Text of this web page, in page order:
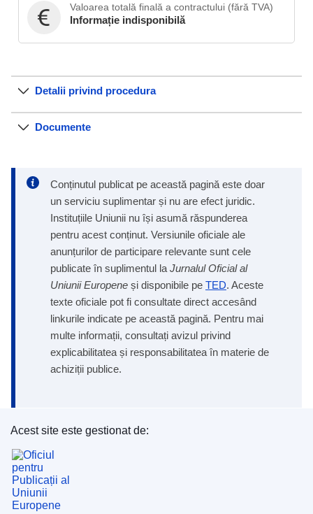
Valoarea totală finală a contractului (fără TVA)
Informație indisponibilă
Detalii privind procedura
Documente
Conținutul publicat pe această pagină este doar
un serviciu suplimentar și nu are efect juridic.
Instituțiile Uniunii nu își asumă răspunderea
pentru acest conținut. Versiunile oficiale ale
anunțurilor de participare relevante sunt cele
publicate în suplimentul la Jurnalul Oficial al
Uniunii Europene și disponibile pe TED. Aceste
texte oficiale pot fi consultate direct accesând
linkurile indicate pe această pagină. Pentru mai
multe informații, consultați avizul privind
explicabilitatea și responsabilitatea în materie de
achiziții publice.
Oficiul pentru Publicații al Uniunii Europene
Acest site este gestionat de: